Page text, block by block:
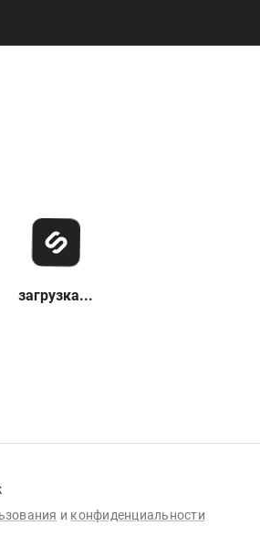
загрузка...
и конфиденциальности